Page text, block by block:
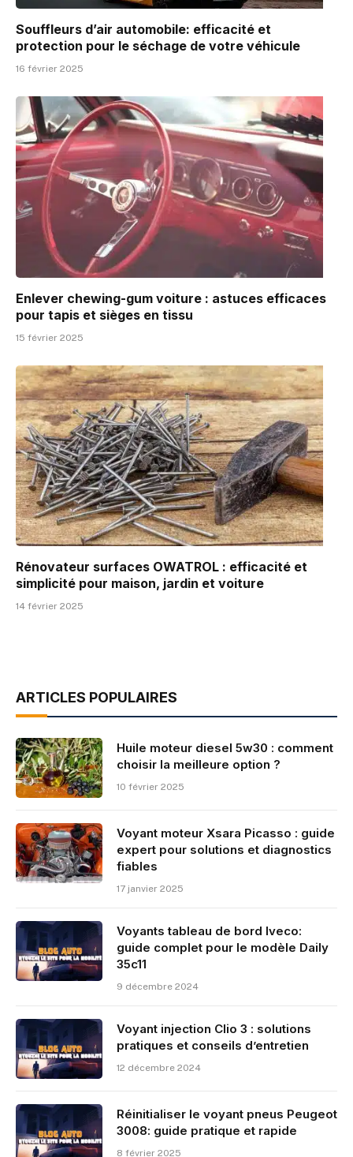
Souffleurs d’air automobile: efficacité et
protection pour le séchage de votre véhicule
16 février 2025
Enlever chewing-gum voiture : astuces efficaces
pour tapis et sièges en tissu
15 février 2025
Rénovateur surfaces OWATROL : efficacité et
simplicité pour maison, jardin et voiture
14 février 2025
ARTICLES POPULAIRES
Huile moteur diesel 5w30 : comment
choisir la meilleure option ?
10 février 2025
Voyant moteur Xsara Picasso : guide
expert pour solutions et diagnostics
fiables
17 janvier 2025
Voyants tableau de bord Iveco:
guide complet pour le modèle Daily
35c11
9 décembre 2024
Voyant injection Clio 3 : solutions
pratiques et conseils d’entretien
12 décembre 2024
Réinitialiser le voyant pneus Peugeot
3008: guide pratique et rapide
8 février 2025